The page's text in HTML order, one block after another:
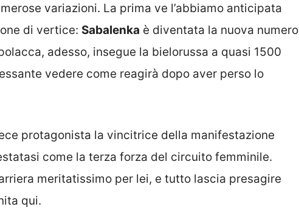
variazioni. La prima ve l’abbiamo anticipata
di vertice: Sabalenka è diventata la nuova numero
adesso, insegue la bielorussa a quasi 1500
vedere come reagirà dopo aver perso lo
protagonista la vincitrice della manifestazione
come la terza forza del circuito femminile.
meritatissimo per lei, e tutto lascia presagire
qui.